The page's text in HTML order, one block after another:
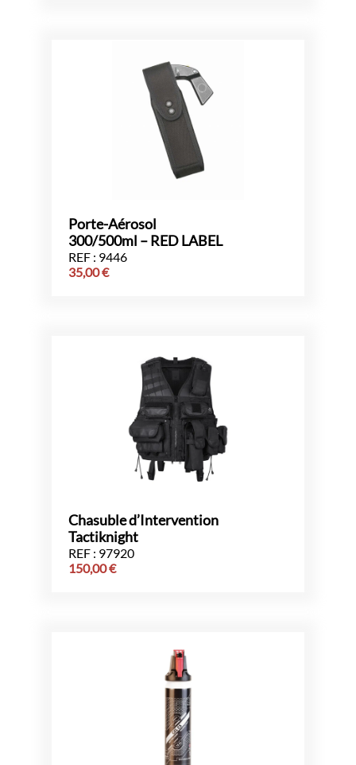
Porte-Aérosol
300/500ml – RED LABEL
REF : 9446
35,00€
Chasuble d’Intervention
Tactiknight
REF : 97920
150,00€